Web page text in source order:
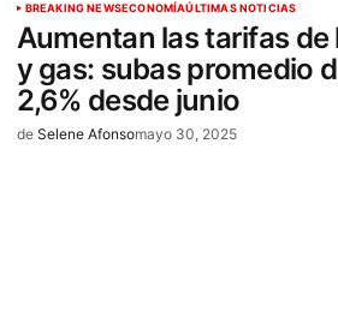
BREAKING NEWSECONOMÍAÚLTIMAS NOTICIAS
Aumentan las tarifas de
y gas: subas promedio
2,6% desde junio
de Selene Afonsomayo 30, 2025